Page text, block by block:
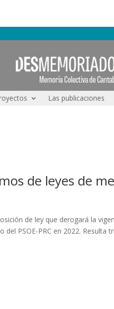
Las publicaciones
de leyes de
de ley que derogará la
PSOE-PRC en 2022. Resulta